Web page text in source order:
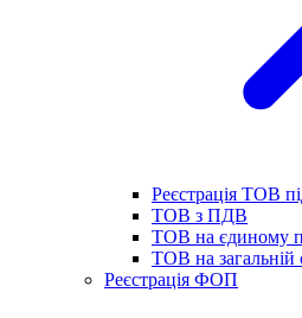
Реєстрація ТОВ
ТОВ з ПДВ
ТОВ на єдиному
ТОВ на загальній
Реєстрація ФОП